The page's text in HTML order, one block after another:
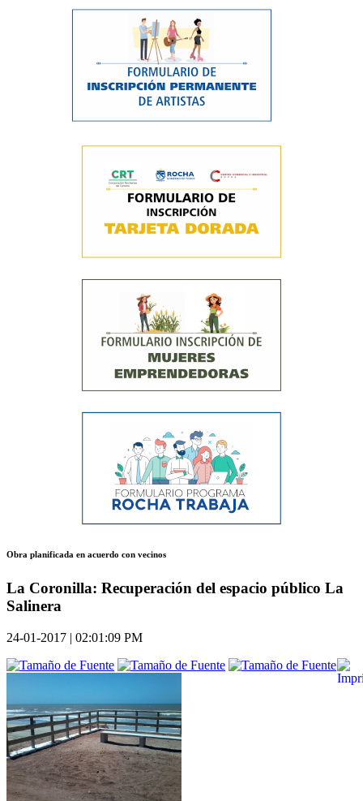
Obra planificada en acuerdo con vecinos
La Coronilla: Recuperación del espacio público La
Salinera
24-01-2017 | 02:01:09 PM